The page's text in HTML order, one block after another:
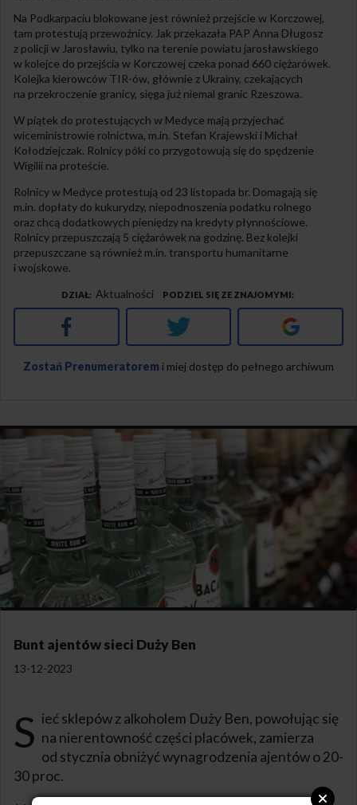
Na Podkarpaciu blokowane jest również przejście w Korczowej,
tam protestują przewoźnicy. Jak przekazała PAP Anna Długosz
z policji w Jarosławiu, tylko na terenie powiatu jarosławskiego
w kolejce do przejścia w Korczowej czeka ponad 660 ciężarówek.
Kolejka kierowców TIR-ów, głównie z Ukrainy, czekających
na przekroczenie granicy, sięga już niemal granic Rzeszowa.
W piątek do protestujących w Medyce mają przyjechać
wiceministrowie rolnictwa, m.in. Stefan Krajewski i Michał
Kołodziejczak. Rolnicy póki co przygotowują się do spędzenie
Wigilii na proteście.
Rolnicy w Medyce protestują od 23 listopada br. Domagają się
m.in. dopłaty do kukurydzy, niepodnoszenia podatku rolnego
oraz chcą dodatkowych pieniędzy na kredyty płynnościowe.
Rolnicy przepuszczają 5 ciężarówek na godzinę. Bez kolejki
przepuszczane są również m.in. transportu humanitarne
i wojskowe.
DZIAŁ Aktualności PODZIEL SIĘ ZE ZNAJOMYMI
Facebook Twitter Google+
Zostań Prenumeratorem i miej dostęp do pełnego archiwum
Bunt ajentów sieci Duży Ben
13-12-2023
S ieć sklepów z alkoholem Duży Ben, powołując się
na nierentowność części placówek, zamierza
od stycznia obniżyć wynagrodzenia ajentów o 20-
30 proc.